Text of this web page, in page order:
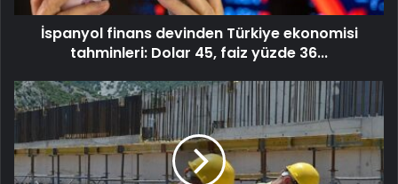
İspanyol finans devinden Türkiye ekonomisi
tahminleri: Dolar 45, faiz yüzde 36...